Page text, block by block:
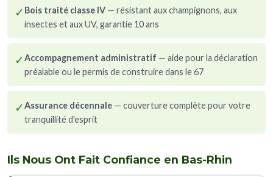
✓ Bois traité classe IV — résistant aux champignons, aux
insectes et aux UV, garantie 10 ans
✓Accompagnement administratif — aide pour la déclaration
préalable ou le permis de construire dans le 67
✓Assurance décennale — couverture complète pour votre
tranquillité d'esprit
Ils Nous Ont Fait Confiance en Bas-Rhin